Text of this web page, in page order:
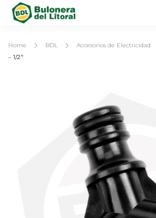
Home BDL Accesorios de Electricidad
– 1/2″